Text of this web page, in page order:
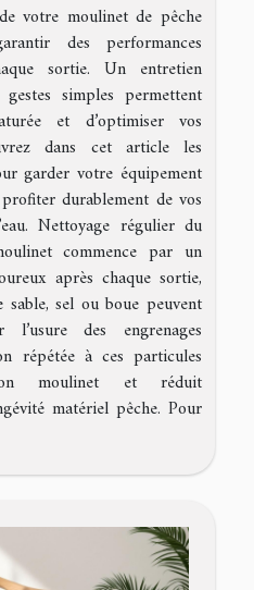
votre moulinet de pêche
des performances
sortie. Un entretien
simples permettent
et d’optimiser vos
dans cet article les
garder votre équipement
durablement de vos
Nettoyage régulier du
commence par un
après chaque sortie,
sel ou boue peuvent
des engrenages
répétée à ces particules
moulinet et réduit
matériel pêche. Pour